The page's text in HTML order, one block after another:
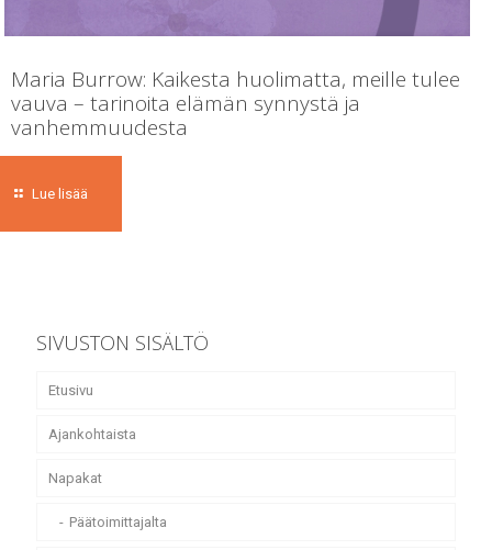
Maria Burrow: Kaikesta huolimatta, meille tulee
vauva – tarinoita elämän synnystä ja
vanhemmuudesta
Lue lisää
SIVUSTON SISÄLTÖ
Etusivu
Ajankohtaista
Napakat
Päätoimittajalta